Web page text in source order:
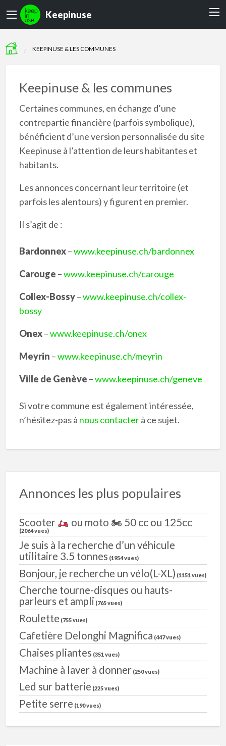
Keepinuse
KEEPINUSE & LES COMMUNES
Keepinuse & les communes
Certaines communes, en échange d’une
contrepartie financière (parfois symbolique),
bénéficient d’une version personnalisée du site
Keepinuse à l’attention de leurs habitantes et
habitants.
Les annonces concernant leur territoire (et
parfois les alentours) y figurent en premier.
Il s’agit de :
Bardonnex–www.keepinuse.ch/bardonnex
Carouge –www.keepinuse.ch/carouge
Collex-Bossy–www.keepinuse.ch/collex-
bossy
Onex–www.keepinuse.ch/onex
Meyrin –www.keepinuse.ch/meyrin
Ville de Genève –www.keepinuse.ch/geneve
Si votre commune est également intéressée,
n’hésitez-pas à nous contacterà ce sujet.
Annonces les plus populaires
Scooter ou moto 🏍 50 cc ou 125cc
(2064 vues)
Je suis à la recherche d’un véhicule
utilitaire 3.5 tonnes (1954 vues)
Bonjour, je recherche un vélo(L-XL) (1151 vues)
Cherche tourne-disques ou hauts-
parleurs et ampli (765 vues)
Roulette (755 vues)
Cafetière Delonghi Magnifica (447 vues)
Chaises pliantes (351 vues)
Machine à laver à donner (250 vues)
Led sur batterie (225 vues)
Petite serre (190 vues)